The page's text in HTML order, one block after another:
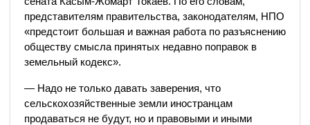
представителям правительства, законодателям, НПО
«предстоит большая и важная работа по разъяснению
обществу смысла принятых недавно поправок в
земельный кодекс».
— Надо не только давать заверения, что
сельскохозяйственные земли иностранцам
продаваться не будут, но и правовыми и иными